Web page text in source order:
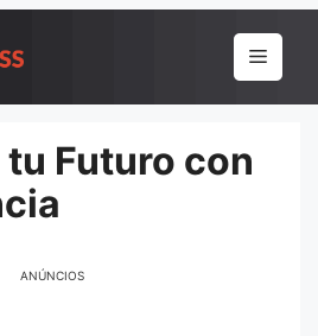
Menu
Futuro con
ANÚNCIOS